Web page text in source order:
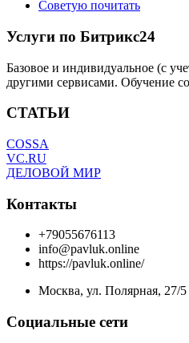
Советую почитать
Услуги по Битрикс24
Базовое и индивидуальное (с
другими сервисами. Обучение
СТАТЬИ
COSSA
VC.RU
ДЕЛОВОЙ МИР
Контакты
+79055676113
info@pavluk.online
https://pavluk.online/
Москва, ул. Полярная, 27/5
Социальные сети